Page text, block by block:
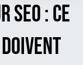
: Ce